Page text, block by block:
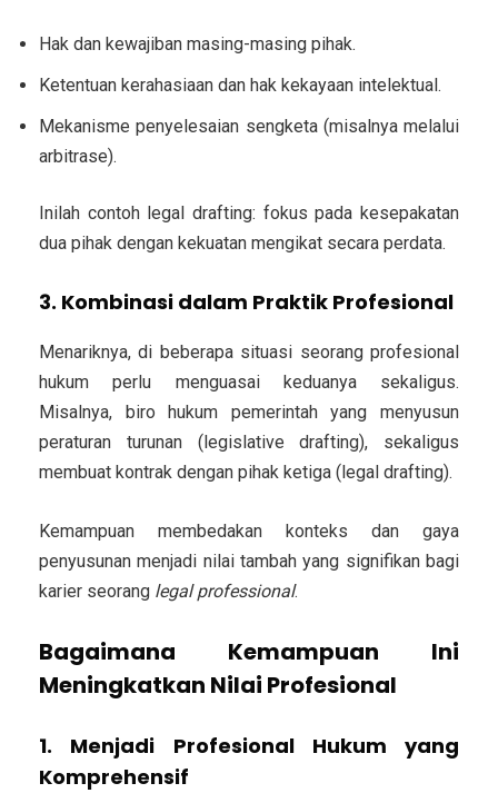
Hak dan kewajiban masing-masing pihak.
Ketentuan kerahasiaan dan hak kekayaan intelektual.
Mekanisme penyelesaian sengketa (misalnya melalui
arbitrase).
Inilah contoh legal drafting: fokus pada kesepakatan
dua pihak dengan kekuatan mengikat secara perdata.
3. Kombinasi dalam Praktik Profesional
Menariknya, di beberapa situasi seorang profesional
hukum perlu menguasai keduanya sekaligus.
Misalnya, biro hukum pemerintahyang menyusun
peraturan turunan (legislative drafting), sekaligus
membuat kontrak dengan pihak ketiga (legal drafting).
Kemampuan membedakan konteks dan gaya
penyusunan menjadi nilai tambah yang signifikan bagi
karier seorang legal professional.
Bagaimana Kemampuan Ini
Meningkatkan Nilai Profesional
1. Menjadi Profesional Hukum yang
Komprehensif